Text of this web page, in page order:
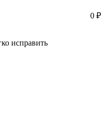
0 ₽
исправить